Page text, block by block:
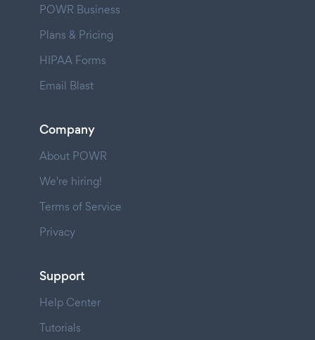
POWR Business
Plans & Pricing
HIPAA Forms
Email Blast
Company
About POWR
We're hiring!
Terms of Service
Privacy
Support
Help Center
Tutorials